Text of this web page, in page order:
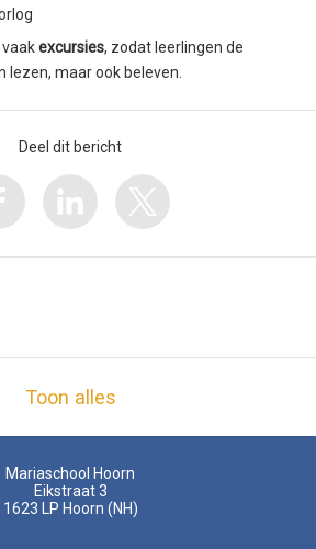
vaakexcursies, zodat leerlingen de
lezen, maar ook beleven.
Deel dit bericht
Toon alles
Mariaschool Hoorn
Eikstraat 3
1623 LP Hoorn (NH)